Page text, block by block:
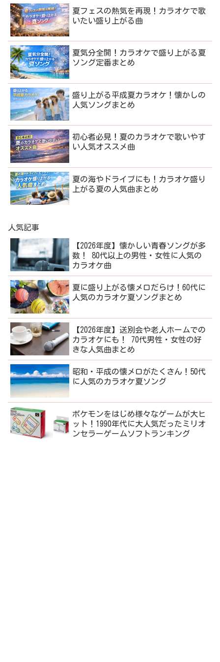
夏フェスの熱気を再現！カラオケで歌
いたい盛り上がる曲
夏気分全開！カラオケで盛り上がる夏
ソング定番まとめ
盛り上がる平成夏カラオケ！懐かしの
人気ソングまとめ
初心者必見！夏のカラオケで歌いやす
い人気オススメ曲
夏の海やドライブにも！カラオケ盛り
上がる夏の人気曲まとめ
人気記事
【2026年度】懐かしい青春ソングが多
数！ 80代以上の男性・女性に人気の
カラオケ曲
夏に盛り上がる懐メロだらけ！60代に
人気のカラオケ夏ソングまとめ
【2026年度】送別会や老人ホームでの
カラオケにも！ 70代男性・女性の好
きな人気曲まとめ
昭和・平成の懐メロがたくさん！50代
に人気のカラオケ夏ソング
ポケモンをはじめ様々なゲームが大ヒ
ット！1990年代に大人気だったミリオ
ンセラーゲームソフトランキング